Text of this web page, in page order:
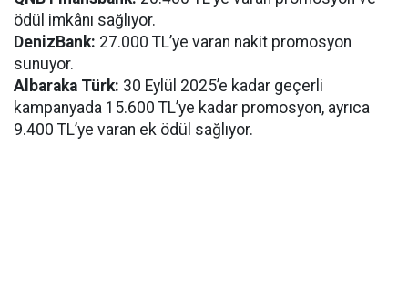
ödül imkânı sağlıyor.
DenizBank: 27.000 TL’ye varan nakit promosyon
sunuyor.
Albaraka Türk: 30 Eylül 2025’e kadar geçerli
kampanyada 15.600 TL’ye kadar promosyon, ayrıca
9.400 TL’ye varan ek ödül sağlıyor.